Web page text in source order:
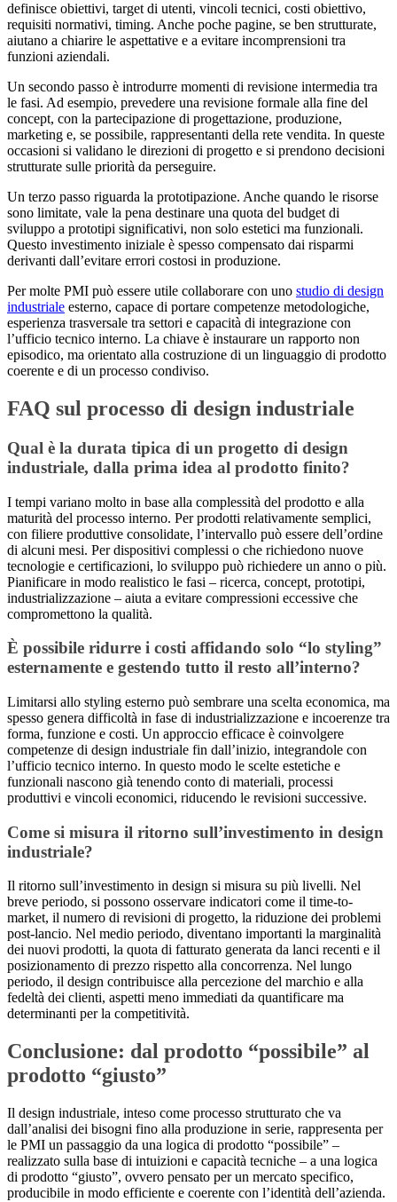
definisce obiettivi, target di utenti, vincoli tecnici, costi obiettivo,
requisiti normativi, timing. Anche poche pagine, se ben strutturate,
aiutano a chiarire le aspettative e a evitare incomprensioni tra
funzioni aziendali.
Un secondo passo è introdurre momenti di revisione intermedia tra
le fasi. Ad esempio, prevedere una revisione formale alla fine del
concept, con la partecipazione di progettazione, produzione,
marketing e, se possibile, rappresentanti della rete vendita. In queste
occasioni si validano le direzioni di progetto e si prendono decisioni
strutturate sulle priorità da perseguire.
Un terzo passo riguarda la prototipazione. Anche quando le risorse
sono limitate, vale la pena destinare una quota del budget di
sviluppo a prototipi significativi, non solo estetici ma funzionali.
Questo investimento iniziale è spesso compensato dai risparmi
derivanti dall’evitare errori costosi in produzione.
Per molte PMI può essere utile collaborare con uno studio di design
industriale esterno, capace di portare competenze metodologiche,
esperienza trasversale tra settori e capacità di integrazione con
l’ufficio tecnico interno. La chiave è instaurare un rapporto non
episodico, ma orientato alla costruzione di un linguaggio di prodotto
coerente e di un processo condiviso.
FAQ sul processo di design industriale
Qual è la durata tipica di un progetto di design
industriale, dalla prima idea al prodotto finito?
I tempi variano molto in base alla complessità del prodotto e alla
maturità del processo interno. Per prodotti relativamente semplici,
con filiere produttive consolidate, l’intervallo può essere dell’ordine
di alcuni mesi. Per dispositivi complessi o che richiedono nuove
tecnologie e certificazioni, lo sviluppo può richiedere un anno o più.
Pianificare in modo realistico le fasi – ricerca, concept, prototipi,
industrializzazione – aiuta a evitare compressioni eccessive che
compromettono la qualità.
È possibile ridurre i costi affidando solo “lo styling”
esternamente e gestendo tutto il resto all’interno?
Limitarsi allo styling esterno può sembrare una scelta economica, ma
spesso genera difficoltà in fase di industrializzazione e incoerenze tra
forma, funzione e costi. Un approccio efficace è coinvolgere
competenze di design industriale fin dall’inizio, integrandole con
l’ufficio tecnico interno. In questo modo le scelte estetiche e
funzionali nascono già tenendo conto di materiali, processi
produttivi e vincoli economici, riducendo le revisioni successive.
Come si misura il ritorno sull’investimento in design
industriale?
Il ritorno sull’investimento in design si misura su più livelli. Nel
breve periodo, si possono osservare indicatori come il time-to-
market, il numero di revisioni di progetto, la riduzione dei problemi
post-lancio. Nel medio periodo, diventano importanti la marginalità
dei nuovi prodotti, la quota di fatturato generata da lanci recenti e il
posizionamento di prezzo rispetto alla concorrenza. Nel lungo
periodo, il design contribuisce alla percezione del marchio e alla
fedeltà dei clienti, aspetti meno immediati da quantificare ma
determinanti per la competitività.
Conclusione: dal prodotto “possibile” al
prodotto “giusto”
Il design industriale, inteso come processo strutturato che va
dall’analisi dei bisogni fino alla produzione in serie, rappresenta per
le PMI un passaggio da una logica di prodotto “possibile” –
realizzato sulla base di intuizioni e capacità tecniche – a una logica
di prodotto “giusto”, ovvero pensato per un mercato specifico,
producibile in modo efficiente e coerente con l’identità dell’azienda.